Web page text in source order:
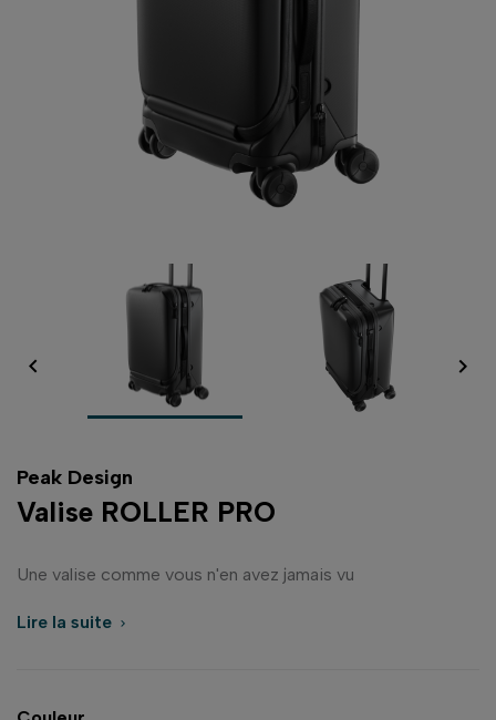
 
Peak Design
Valise ROLLER PRO
Une valise comme vous n'en avez jamais vu
Lire la suite 